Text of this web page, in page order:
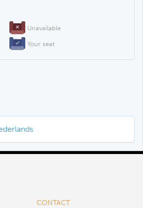
CONTACT